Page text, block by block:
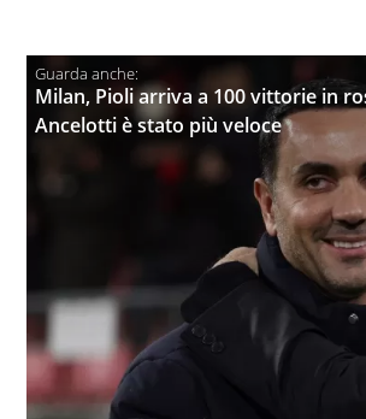
Milan, Pioli arriva a 100 vittorie in
Ancelotti è stato più veloce